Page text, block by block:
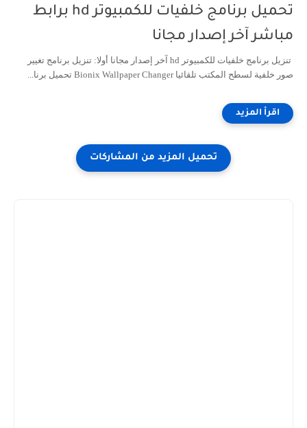
تحميل برنامج خلفيات للكمبيوتر hd برابط
مباشر آخر إصدار مجانا
تنزيل برنامج خلفيات للكمبيوتر hd آخر إصدار مجانا أولا: تنزيل برنامج تغيير
صور خلفية لسطح المكتب تلقائيا Bionix Wallpaper Changer تحميل برنا...